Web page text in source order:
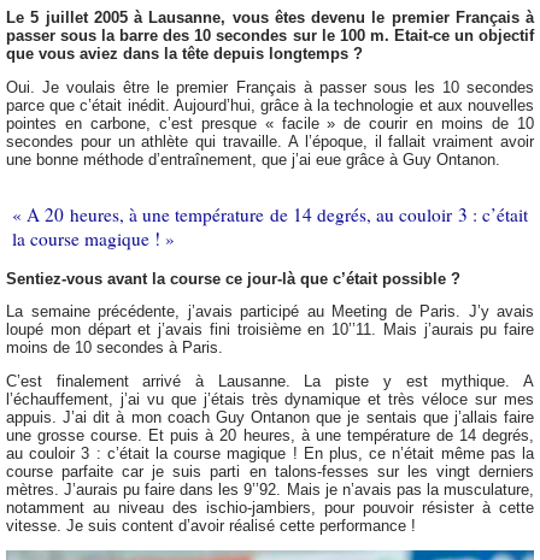
Le 5 juillet 2005 à Lausanne, vous êtes devenu le premier Français à
passer sous la barre des 10 secondes sur le 100 m. Etait-ce un objectif
que vous aviez dans la tête depuis longtemps ?
Oui. Je voulais être le premier Français à passer sous les 10 secondes
parce que c’était inédit. Aujourd’hui, grâce à la technologie et aux nouvelles
pointes en carbone, c’est presque « facile » de courir en moins de 10
secondes pour un athlète qui travaille. A l’époque, il fallait vraiment avoir
une bonne méthode d’entraînement, que j’ai eue grâce à Guy Ontanon.
« A 20 heures, à une température de 14 degrés, au couloir 3 : c’était
la course magique ! »
Sentiez-vous avant la course ce jour-là que c’était possible ?
La semaine précédente, j’avais participé au Meeting de Paris. J’y avais
loupé mon départ et j’avais fini troisième en 10’’11. Mais j’aurais pu faire
moins de 10 secondes à Paris.
C’est finalement arrivé à Lausanne. La piste y est mythique. A
l’échauffement, j’ai vu que j’étais très dynamique et très véloce sur mes
appuis. J’ai dit à mon coach Guy Ontanon que je sentais que j’allais faire
une grosse course. Et puis à 20 heures, à une température de 14 degrés,
au couloir 3 : c’était la course magique ! En plus, ce n’était même pas la
course parfaite car je suis parti en talons-fesses sur les vingt derniers
mètres. J’aurais pu faire dans les 9’’92. Mais je n’avais pas la musculature,
notamment au niveau des ischio-jambiers, pour pouvoir résister à cette
vitesse. Je suis content d’avoir réalisé cette performance !